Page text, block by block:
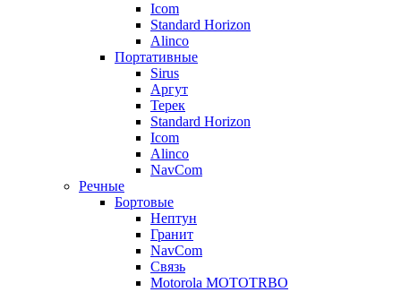
Icom
Standard Horizon
Alinco
Портативные
Sirus
Аргут
Терек
Standard Horizon
Icom
Alinco
NavCom
Речные
Бортовые
Нептун
Гранит
NavCom
Связь
Motorola MOTOTRBO